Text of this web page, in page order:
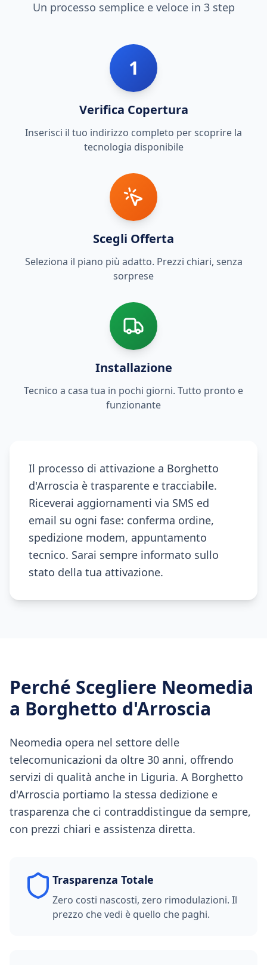
Un processo semplice e veloce in 3 step
1
Verifica Copertura
Inserisci il tuo indirizzo completo per scoprire la
tecnologia disponibile
Scegli Offerta
Seleziona il piano più adatto. Prezzi chiari, senza
sorprese
Installazione
Tecnico a casa tua in pochi giorni. Tutto pronto e
funzionante
Il processo di attivazione a Borghetto
d'Arroscia è trasparente e tracciabile.
Riceverai aggiornamenti via SMS ed
email su ogni fase: conferma ordine,
spedizione modem, appuntamento
tecnico. Sarai sempre informato sullo
stato della tua attivazione.
Perché Scegliere Neomedia
a Borghetto d'Arroscia
Neomedia opera nel settore delle
telecomunicazioni da oltre 30 anni, offrendo
servizi di qualità anche in Liguria. A Borghetto
d'Arroscia portiamo la stessa dedizione e
trasparenza che ci contraddistingue da sempre,
con prezzi chiari e assistenza diretta.
Trasparenza Totale
Zero costi nascosti, zero rimodulazioni. Il
prezzo che vedi è quello che paghi.